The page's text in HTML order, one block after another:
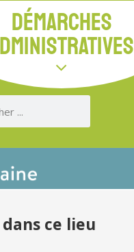
DÉMARCHES
ce lieu